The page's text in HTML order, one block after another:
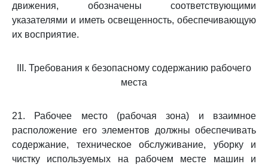
движения, обозначены соответствующими
указателями и иметь освещенность, обеспечивающую
их восприятие.
III. Требования к безопасному содержанию рабочего
места
21. Рабочее место (рабочая зона) и взаимное
расположение его элементов должны обеспечивать
содержание, техническое обслуживание, уборку и
чистку используемых на рабочем месте машин и